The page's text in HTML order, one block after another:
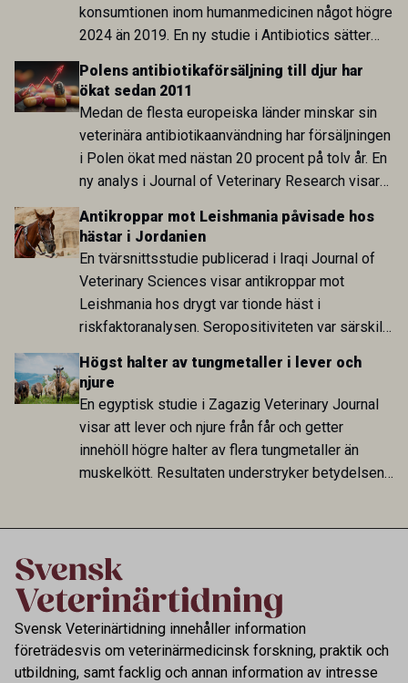
konsumtionen inom humanmedicinen något högre
2024 än 2019. En ny studie i Antibiotics sätter
utvecklingen inom de båda sektorerna sida vid
sida och pekar på en obalans i EU:s One Health-
arbete.
Polens antibiotikaförsäljning till djur har
ökat sedan 2011
Medan de flesta europeiska länder minskar sin
veterinära antibiotikaanvändning har försäljningen
i Polen ökat med nästan 20 procent på tolv år. En
ny analys i Journal of Veterinary Research visar
att skillnaden mot lågförbrukarländer som
Sverige är fortsatt stor.
Antikroppar mot Leishmania påvisade hos
hästar i Jordanien
En tvärsnittsstudie publicerad i Iraqi Journal of
Veterinary Sciences visar antikroppar mot
Leishmania hos drygt var tionde häst i
riskfaktoranalysen. Seropositiviteten var särskilt
hög i Zarqa och statistiskt kopplad till bland
annat stallhållning. Resultaten visar att hästarna
har exponerats för parasiten – men inte att de
fungerar som reservoarer eller bidrar till
smittspridning.
Högst halter av tungmetaller i lever och
njure
En egyptisk studie i Zagazig Veterinary Journal
visar att lever och njure från får och getter
innehöll högre halter av flera tungmetaller än
muskelkött. Resultaten understryker betydelsen
Svensk Veterinärtidning innehåller information
företrädesvis om veterinärmedicinsk forskning, praktik och
utbildning, samt facklig och annan information av intresse